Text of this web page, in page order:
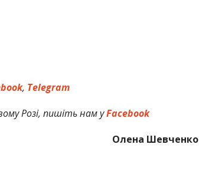
, Telegram
Розі, пишіть нам уFacebook
Олена Шевченко